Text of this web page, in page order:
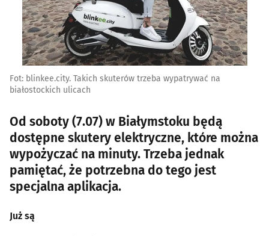
Fot: blinkee.city. Takich skuterów trzeba wypatrywać na
białostockich ulicach
Od soboty (7.07) w Białymstoku będą
dostępne skutery elektryczne, które można
wypożyczać na minuty. Trzeba jednak
pamiętać, że potrzebna do tego jest
specjalna aplikacja.
Już są